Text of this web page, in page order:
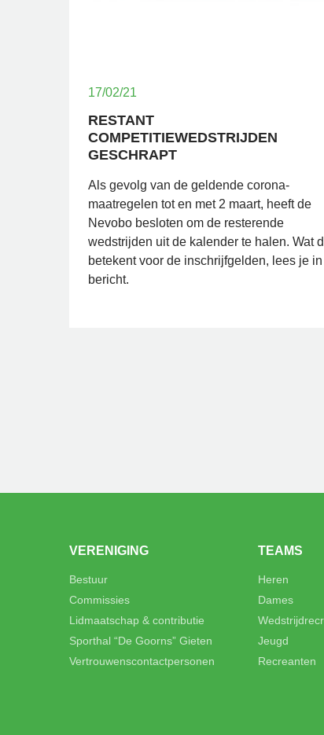
17/02/21
RESTANT
COMPETITIEWEDSTRIJDEN
GESCHRAPT
Als gevolg van de geldende corona-
maatregelen tot en met 2 maart, heeft de
Nevobo besloten om de resterende
wedstrijden uit de kalender te halen. Wat
betekent voor de inschrijfgelden, lees je
bericht.
VERENIGING
Bestuur
Commissies
Lidmaatschap & contributie
Sporthal “De Goorns” Gieten
Vertrouwenscontactpersonen
TEAMS
Heren
Dames
Jeugd
Recreanten